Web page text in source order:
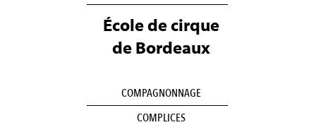
École de cirque
de Bordeaux
COMPAGNONNAGE
COMPLICES